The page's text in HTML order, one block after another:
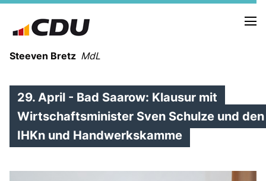
Steeven Bretz MdL
VITA
29. April - Bad Saarow: Klausur mit
Wirtschaftsminister Sven Schulze und den
IHKn und Handwerkskamme